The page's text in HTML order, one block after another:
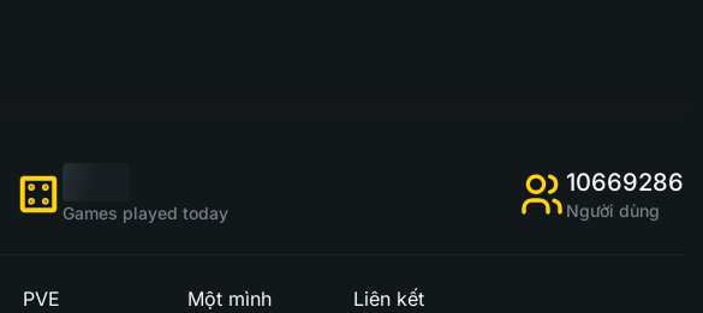
Games played today
10669286
Người dùng
PVE Một mình Liên kết